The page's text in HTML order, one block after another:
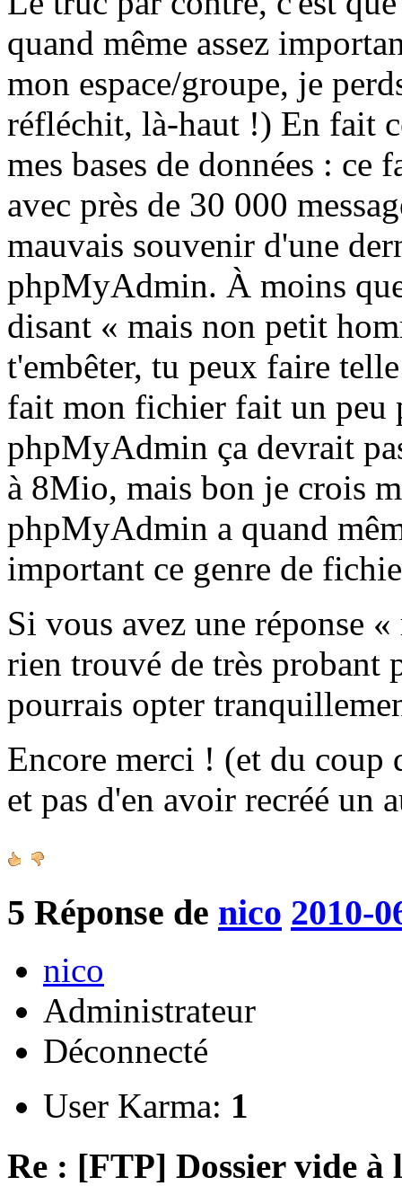
quand même assez
mon espace/groupe, je
réfléchit, là-haut !) En fait
mes bases de données :
avec près de 30 000
mauvais souvenir d'une
phpMyAdmin. À moins
disant « mais non petit
t'embêter, tu peux faire
fait mon fichier fait un peu
phpMyAdmin ça devrait
à 8Mio, mais bon je crois
phpMyAdmin a quand
important ce genre de
Si vous avez une réponse
rien trouvé de très probant
pourrais opter
Encore merci ! (et du coup
et pas d'en avoir recréé un
5 Réponse de nico 2010-
nico
Administrateur
Déconnecté
User Karma: 1
Re : [FTP] Dossier vide à